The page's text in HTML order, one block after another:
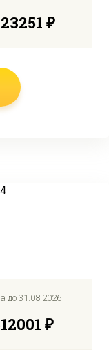
₽
до 31.08.2026
₽